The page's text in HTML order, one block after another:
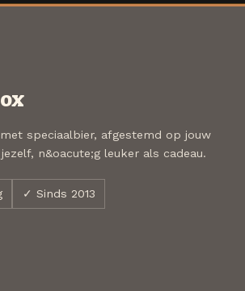
speciaalbier, afgestemd op jouw
n&oacute;g leuker als cadeau.
✓ Sinds 2013